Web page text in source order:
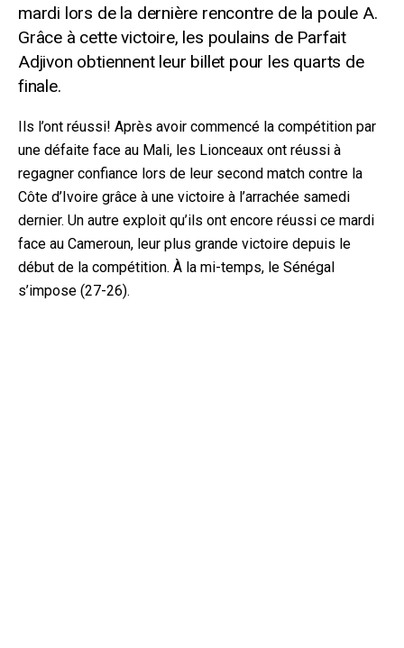
mardi lors de la dernière rencontre de la poule A.
Grâce à cette victoire, les poulains de Parfait
Adjivon obtiennent leur billet pour les quarts de
finale.
Ils l’ont réussi! Après avoir commencé la compétition par
une défaite face au Mali, les Lionceaux ont réussi à
regagner confiance lors de leur second match contre la
Côte d’Ivoire grâce à une victoire à l’arrachée samedi
dernier. Un autre exploit qu’ils ont encore réussi ce mardi
face au Cameroun, leur plus grande victoire depuis le
début de la compétition. À la mi-temps, le Sénégal
s’impose (27-26).